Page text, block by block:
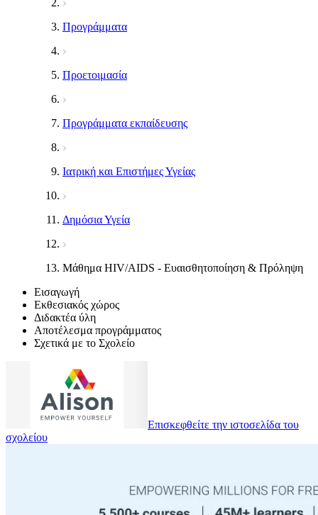
Προγράμματα
Προετοιμασία
Προγράμματα εκπαίδευσης
Ιατρική και Επιστήμες Υγείας
Δημόσια Υγεία
Μάθημα HIV/AIDS - Ευαισθητοποίηση & Πρόληψη
Εισαγωγή
Εκθεσιακός χώρος
Διδακτέα ύλη
Αποτέλεσμα προγράμματος
Σχετικά με το Σχολείο
Επισκεφθείτε την ιστοσελίδα του
σχολείου